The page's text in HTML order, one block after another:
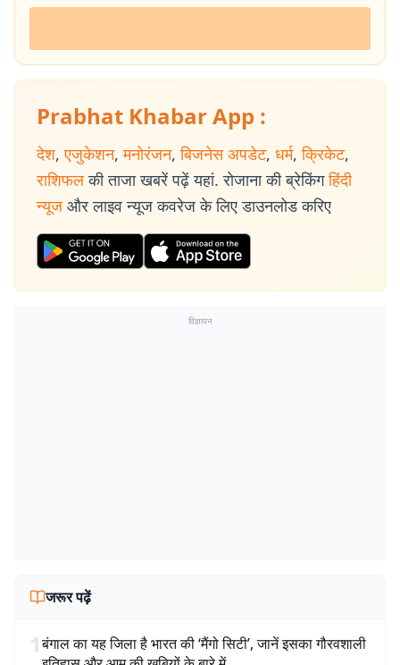
Prabhat Khabar App :
देश, एजुकेशन, मनोरंजन, बिजनेस अपडेट, धर्म, क्रिकेट,
राशिफल की ताजा खबरें पढ़ें यहां. रोजाना की ब्रेकिंग हिंदी
न्यूज और लाइव न्यूज कवरेज के लिए डाउनलोड करिए
विज्ञापन
जरूर पढ़ें
1बंगाल का यह जिला है भारत की ‘मैंगो सिटी’, जानें इसका गौरवशाली